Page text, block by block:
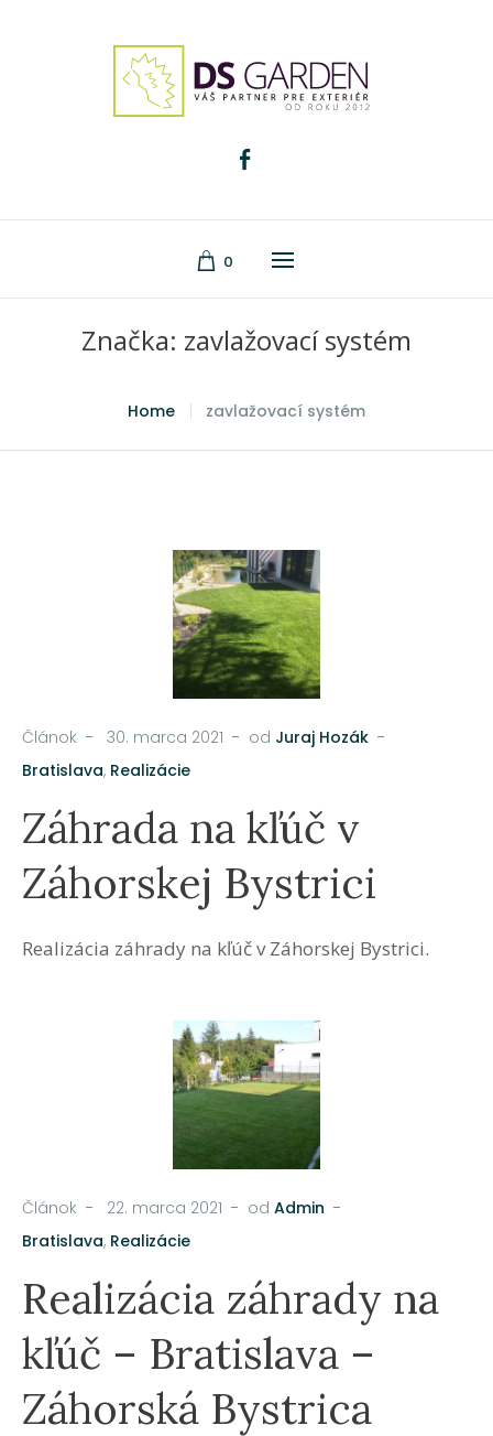
0
Značka: zavlažovací systém
Home zavlažovací systém
Článok 30. marca 2021 od Juraj Hozák
Bratislava, Realizácie
Záhrada na kľúč v
Záhorskej Bystrici
Realizácia záhrady na kľúč v Záhorskej Bystrici.
Článok 22. marca 2021 od Admin
Bratislava, Realizácie
Realizácia záhrady na
kľúč – Bratislava –
Záhorská Bystrica